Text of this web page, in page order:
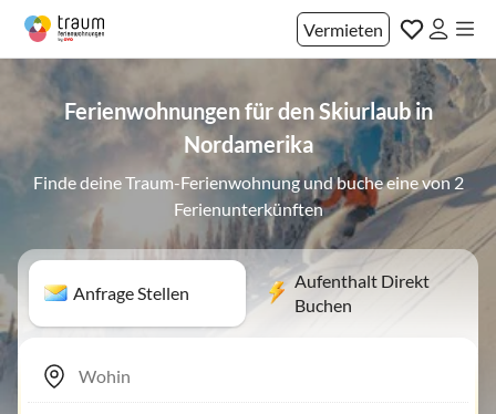
Vermieten
Ferienwohnungen für den Skiurlaub in
Nordamerika
Finde deine Traum-Ferienwohnung und buche eine von 2
Ferienunterkünften
Anfrage Stellen
Aufenthalt Direkt
Buchen